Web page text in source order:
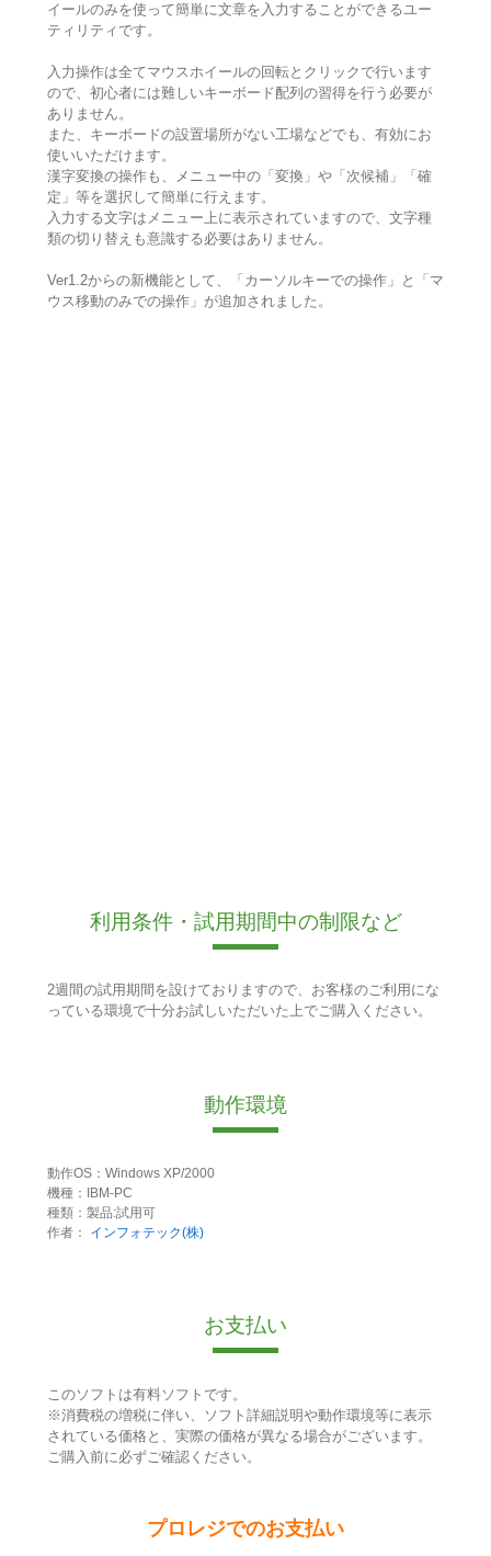
イールのみを使って簡単に文章を入力することができるユー
ティリティです。
入力操作は全てマウスホイールの回転とクリックで行います
ので、初心者には難しいキーボード配列の習得を行う必要が
ありません。
また、キーボードの設置場所がない工場などでも、有効にお
使いいただけます。
漢字変換の操作も、メニュー中の「変換」や「次候補」「確
定」等を選択して簡単に行えます。
入力する文字はメニュー上に表示されていますので、文字種
類の切り替えも意識する必要はありません。
Ver1.2からの新機能として、「カーソルキーでの操作」と「マ
ウス移動のみでの操作」が追加されました。
利用条件・試用期間中の制限など
2週間の試用期間を設けておりますので、お客様のご利用にな
っている環境で十分お試しいただいた上でご購入ください。
動作環境
動作OS：Windows XP/2000
機種：IBM-PC
種類：製品:試用可
作者：
インフォテック(株)
お支払い
このソフトは有料ソフトです。
※消費税の増税に伴い、ソフト詳細説明や動作環境等に表示
されている価格と、実際の価格が異なる場合がございます。
ご購入前に必ずご確認ください。
プロレジでのお支払い